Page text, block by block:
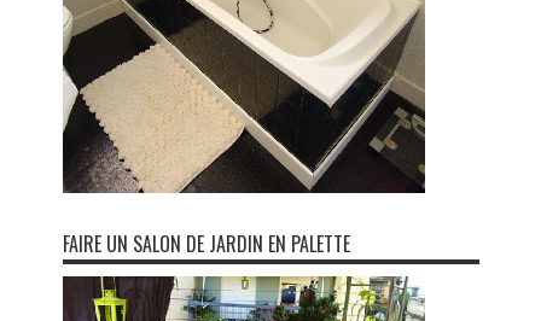
FAIRE UN SALON DE JARDIN EN PALETTE